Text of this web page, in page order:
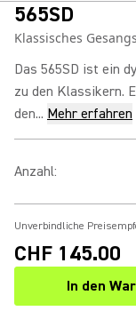
565SD
Klassisches
Das 565SD ist ein
zu den Klassikern.
den... Mehr erfahren
Anzahl:
Unverbindliche
CHF 145.00
In den